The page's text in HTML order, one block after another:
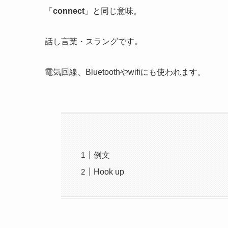
「 connect 」と同じ意味。
話し言葉・スラングです。
電気回線、Bluetoothやwifiにも使われます。
例文
Hook up